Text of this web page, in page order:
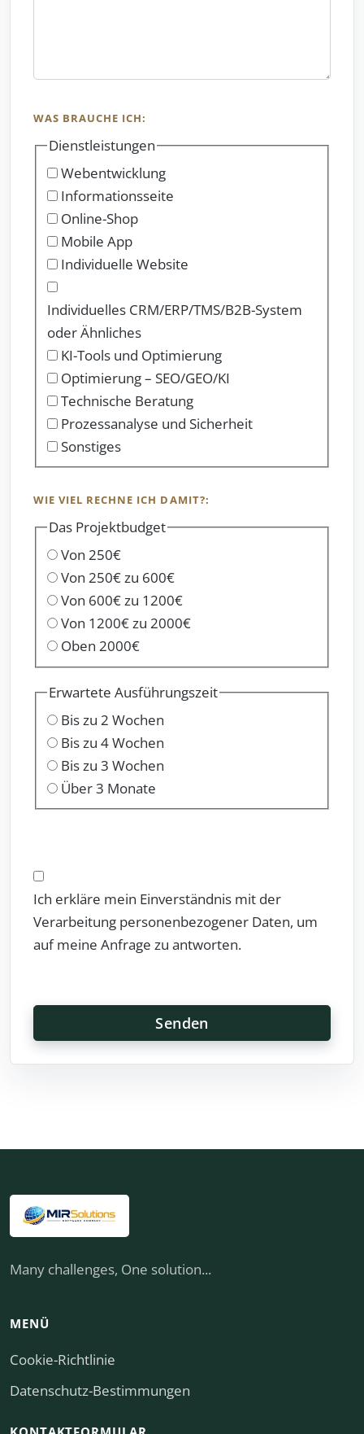
WAS BRAUCHE ICH:
Dienstleistungen
Webentwicklung
Informationsseite
Online-Shop
Mobile App
Individuelle Website
Individuelles CRM/ERP/TMS/B2B-System
oder Ähnliches
KI-Tools und Optimierung
Optimierung – SEO/GEO/KI
Technische Beratung
Prozessanalyse und Sicherheit
Sonstiges
WIE VIEL RECHNE ICH DAMIT?:
Das Projektbudget
Von 250€
Von 250€ zu 600€
Von 600€ zu 1200€
Von 1200€ zu 2000€
Oben 2000€
Erwartete Ausführungszeit
Bis zu 2 Wochen
Bis zu 4 Wochen
Bis zu 3 Wochen
Über 3 Monate
Ich erkläre mein Einverständnis mit der
Verarbeitung personenbezogener Daten, um
auf meine Anfrage zu antworten.
Many challenges, One solution...
MENÜ
Cookie-Richtlinie
Datenschutz-Bestimmungen